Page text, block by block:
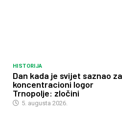
HISTORIJA
Dan kada je svijet saznao za
koncentracioni logor
Trnopolje: zločini
5. augusta 2026.